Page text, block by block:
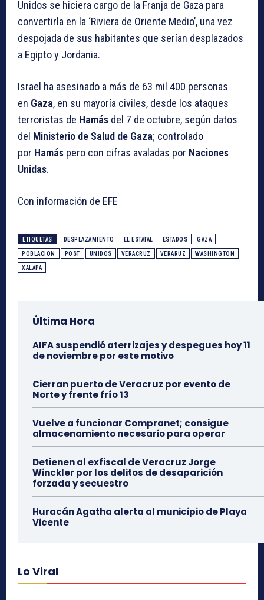
Unidos se hiciera cargo de la Franja de Gaza para
convertirla en la ‘Riviera de Oriente Medio’, una vez
despojada de sus habitantes que serían desplazados
a Egipto y Jordania.
Israel ha asesinado a más de 63 mil 400 personas
en Gaza, en su mayoría civiles, desde los ataques
terroristas de Hamás del 7 de octubre, según datos
del Ministerio de Salud de Gaza; controlado
por Hamás pero con cifras avaladas por Naciones
Unidas.
Con información de EFE
ETIQUETAS DESPLAZAMIENTO EL ESTATAL ESTADOS GAZA
POBLACION POST UNIDOS VERACRUZ VERARUZ WASHINGTON
XALAPA
Última Hora
AIFA suspendió aterrizajes y despegues hoy 11
de noviembre por este motivo
Cierran puerto de Veracruz por evento de
Norte y frente frío 13
Vuelve a funcionar Compranet; consigue
almacenamiento necesario para operar
Detienen al exfiscal de Veracruz Jorge
Winckler por los delitos de desaparición
forzada y secuestro
Huracán Agatha alerta al municipio de Playa
Vicente
Lo Viral